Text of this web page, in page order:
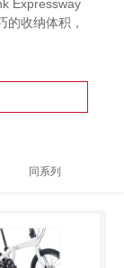
Expressway
的收纳体积，
同系列